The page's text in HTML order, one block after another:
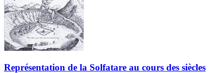
Représentation de la Solfatare au cours des siècles